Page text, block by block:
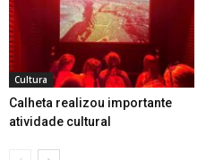
Cultura
Calheta realizou importante
atividade cultural